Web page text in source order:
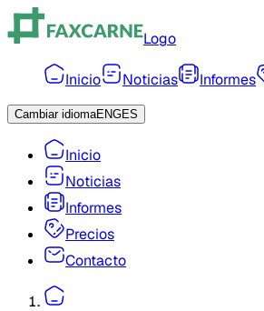
Logo
Inicio Noticias Informes
Cambiar idiomaENGES
Inicio
Noticias
Informes
Precios
Contacto